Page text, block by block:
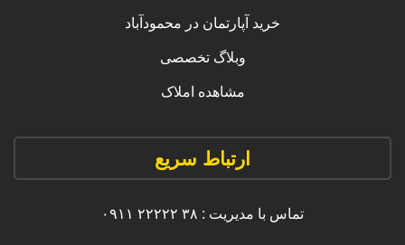
خرید آپارتمان در محمودآباد
وبلاگ تخصصی
مشاهده املاک
ارتباط سریع
تماس با مدیریت : ۳۸ ۲۲۲۲۲ ۰۹۱۱